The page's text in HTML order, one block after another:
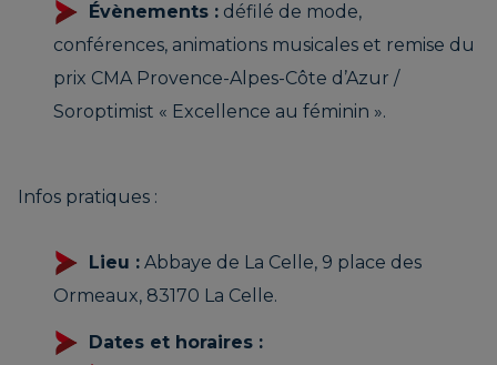
Évènements : défilé de mode,
conférences, animations musicales et remise du
prix CMA Provence-Alpes-Côte d’Azur /
Soroptimist « Excellence au féminin ».
Infos pratiques :
Lieu : Abbaye de La Celle, 9 place des
Ormeaux, 83170 La Celle.
Dates et horaires :